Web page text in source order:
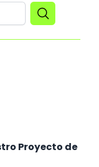
Proyecto de